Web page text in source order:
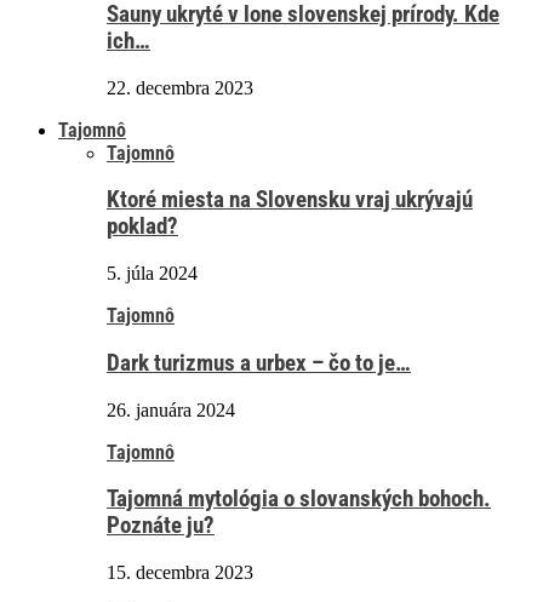
Sauny ukryté v lone slovenskej prírody. Kde
ich…
22. decembra 2023
Tajomnô
Tajomnô
Ktoré miesta na Slovensku vraj ukrývajú
poklad?
5. júla 2024
Tajomnô
Dark turizmus a urbex – čo to je…
26. januára 2024
Tajomnô
Tajomná mytológia o slovanských bohoch.
Poznáte ju?
15. decembra 2023